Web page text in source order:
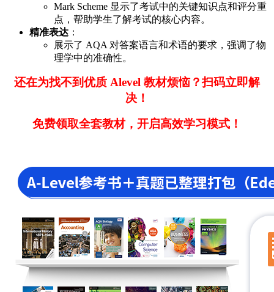
Mark Scheme 显示了考试中的关键知识点和评分重
点，帮助学生了解考试的核心内容。
精准表达 ：
展示了 AQA 对答案语言和术语的要求，强调了物
理学中的准确性。
还在为找不到优质 Alevel 教材烦恼？扫码立即解
决！
免费领取全套教材，开启高效学习模式！